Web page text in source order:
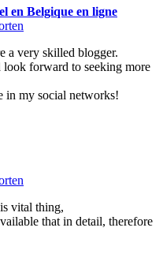
en Belgique en ligne
a very skilled blogger.
forward to seeking more
in my social networks!
vital thing,
that in detail, therefore